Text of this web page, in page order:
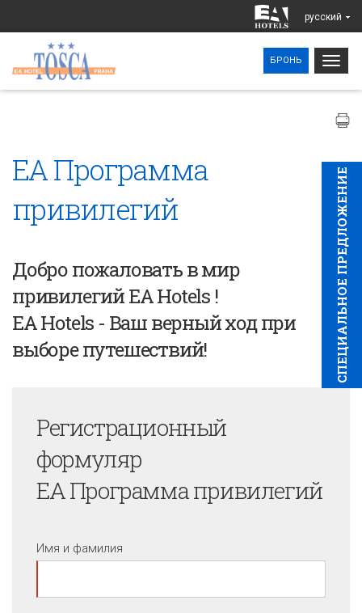
pусский
БРОНЬ
CПЕЦИAЛЬНОЕ ПРЕДЛОЖЕНИЕ
EA Программа
привилегий
Добро пожаловать в мир
привилегий EA Hotels !
EA Hotels - Ваш верный ход при
выборе путешествий!
Регистрационный
формуляр
EA Программа привилегий
Имя и фамилия